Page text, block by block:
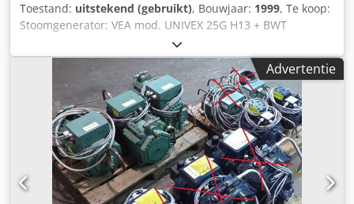
Toestand: uitstekend (gebruikt), Bouwjaar: 1999, Te koop:
Stoomgenerator: VEA mod. UNIVEX 25G H13 + BWT
waterbehandelings- en omgekeerde osmose-installatie -
Vermogen: 1325 kW -Capaciteit: 2500 kg/u -Maximale druk:
13 bar -Bedrijfstemperatuur: 195°C -Brander: WEISHAUPT
(bouwjaar 2016) -Bouwjaar: 1999 -Volledige documentatie -
Compleet, modern waterbehandelingssysteem: BWT tag:
Stoomketel, Stoomgenerator, Industriële ketel,
Waterbehandeling, Oliebrander, Stoominstallatie, Energie-
industrie, Onbemand systeem Dkjdjucvi Nopfx Afuer
Advertentie